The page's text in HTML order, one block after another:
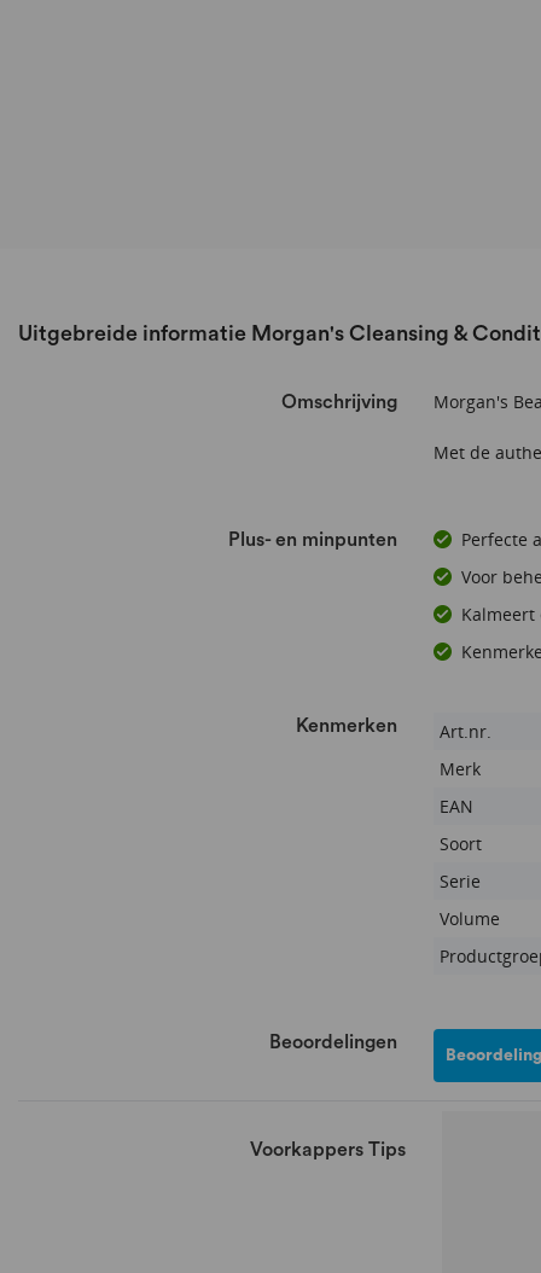
Uitgebreide informatie Morgan's Cleansing &
Omschrijving Morgan's
Met de
Plus- en minpunten
Perfecte
Voor
Kenmerken Kenmerken
Art.nr.
Merk
EAN
Soort
Serie
Volume
Beoordelingen
Voorkappers Tips